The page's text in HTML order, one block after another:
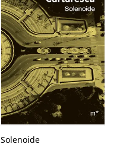
Solenoide